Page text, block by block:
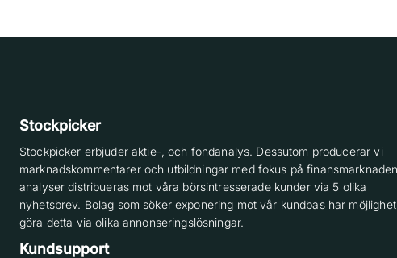
Stockpicker
Stockpicker erbjuder aktie-, och fondanalys. Dessutom producerar vi
marknadskommentarer och utbildningar med fokus på
analyser distribueras mot våra börsintresserade kunder via 5 olika
nyhetsbrev. Bolag som söker exponering mot vår kundbas har
göra detta via olika annonseringslösningar.
Kundsupport